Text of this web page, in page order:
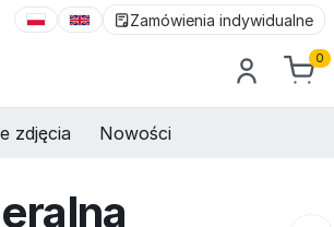
Zamówienia indywidualne
0
zdjęcia Nowości